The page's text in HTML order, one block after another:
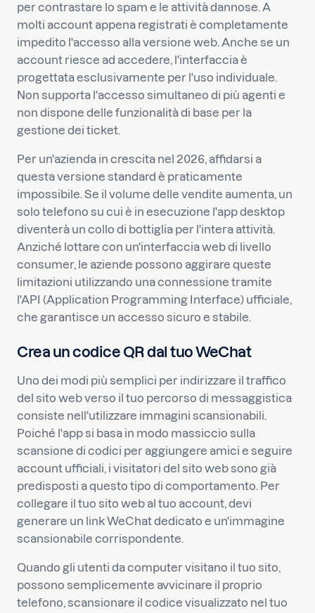
per contrastare lo spam e le attività dannose. A
molti account appena registrati è completamente
impedito l'accesso alla versione web. Anche se un
account riesce ad accedere, l'interfaccia è
progettata esclusivamente per l'uso individuale.
Non supporta l'accesso simultaneo di più agenti e
non dispone delle funzionalità di base per la
gestione dei ticket.
Per un'azienda in crescita nel 2026, affidarsi a
questa versione standard è praticamente
impossibile. Se il volume delle vendite aumenta, un
solo telefono su cui è in esecuzione l'app desktop
diventerà un collo di bottiglia per l'intera attività.
Anziché lottare con un'interfaccia web di livello
consumer, le aziende possono aggirare queste
limitazioni utilizzando una connessione tramite
l'API (Application Programming Interface) ufficiale,
che garantisce un accesso sicuro e stabile.
Crea un codice QR dal tuo WeChat
Uno dei modi più semplici per indirizzare il traffico
del sito web verso il tuo percorso di messaggistica
consiste nell'utilizzare immagini scansionabili.
Poiché l'app si basa in modo massiccio sulla
scansione di codici per aggiungere amici e seguire
account ufficiali, i visitatori del sito web sono già
predisposti a questo tipo di comportamento. Per
collegare il tuo sito web al tuo account, devi
generare un link WeChat dedicato e un'immagine
scansionabile corrispondente.
Quando gli utenti da computer visitano il tuo sito,
possono semplicemente avvicinare il proprio
telefono, scansionare il codice visualizzato nel tuo